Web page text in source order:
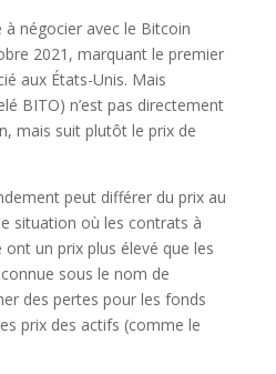
négocier avec le Bitcoin
2021, marquant le premier
aux États-Unis. Mais
BITO) n’est pas directement
mais suit plutôt le prix de
peut différer du prix au
situation où les contrats à
un prix plus élevé que les
sous le nom de
des pertes pour les fonds
prix des actifs (comme le